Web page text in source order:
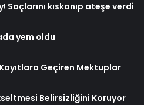
kıskanıp ateşe verdi
yem oldu
Geçiren Mektuplar
Belirsizliğini Koruyor